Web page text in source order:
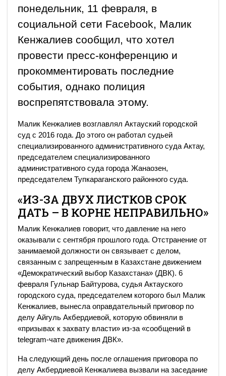
понедельник, 11 февраля, в
социальной сети Facebook, Малик
Кенжалиев сообщил, что хотел
провести пресс-конференцию и
прокомментировать последние
события, однако полиция
воспрепятствовала этому.
Малик Кенжалиев возглавлял Актауский городской
суд с 2016 года. До этого он работал судьей
специализированного административного суда Актау,
председателем специализированного
административного суда города Жанаозен,
председателем Тупкараганского районного суда.
«ИЗ-ЗА ДВУХ ЛИСТКОВ СРОК
ДАТЬ – В КОРНЕ НЕПРАВИЛЬНО»
Малик Кенжалиев говорит, что давление на него
оказывали с сентября прошлого года. Отстранение от
занимаемой должности он связывает с делом,
связанным с запрещенным в Казахстане движением
«Демократический выбор Казахстана» (ДВК). 6
февраля Гульнар Байтурова, судья Актауского
городского суда, председателем которого был Малик
Кенжалиев, вынесла оправдательный приговор по
делу Айгуль Акбердиевой, которую обвиняли в
«призывах к захвату власти» из-за «сообщений в
telegram-чате движения ДВК».
На следующий день после оглашения приговора по
делу Акбердиевой Кенжалиева вызвали на заседание